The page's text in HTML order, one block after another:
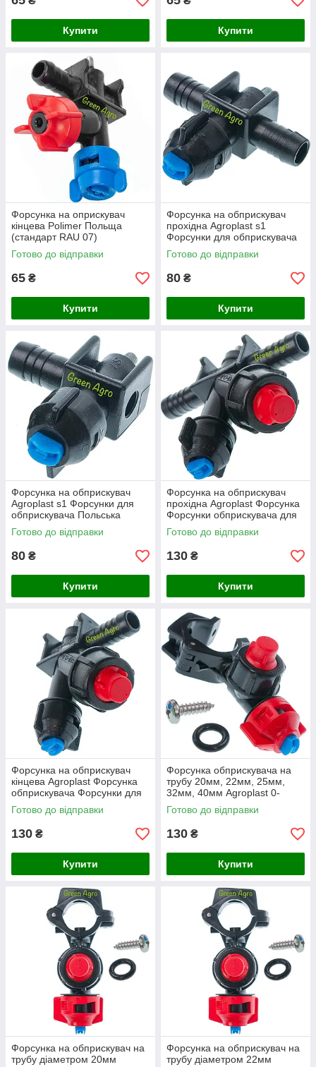
Купити Купити
Форсунка на оприскувач
кінцева Polimer Польща
(стандарт RAU 07)
Готово до відправки
65 ₴
Купити
Форсунка на обприскувач
прохідна Agroplast s1
Форсунки для обприскувача
Форсунки для обприскувачів
Польща
Готово до відправки
80 ₴
Купити
Форсунка на обприскувач
Agroplast s1 Форсунки для
обприскувача Польська
форсунка на обприскувач
Готово до відправки
80 ₴
Купити
Форсунка на обприскувач
прохідна Agroplast Форсунка
Форсунки обприскувача для
обприскувача
Готово до відправки
130 ₴
Купити
Форсунка на обприскувач
кінцева Agroplast Форсунка
обприскувача Форсунки для
обприскувача
Готово до відправки
130 ₴
Купити
Форсунка обприскувача на
трубу 20мм, 22мм, 25мм,
32мм, 40мм Agroplast 0-
100/09 (тип ARAG)
Готово до відправки
130 ₴
Купити
Форсунка на обприскувач на
трубу діаметром 20мм
Форсунка на обприскувач на
трубу діаметром 22мм